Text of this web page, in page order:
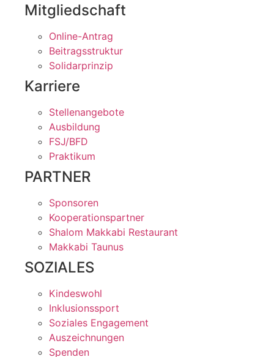
Mitgliedschaft
Online-Antrag
Beitragsstruktur
Solidarprinzip
Karriere
Stellenangebote
Ausbildung
FSJ/BFD
Praktikum
PARTNER
Sponsoren
Kooperationspartner
Shalom Makkabi Restaurant
Makkabi Taunus
SOZIALES
Kindeswohl
Inklusionssport
Soziales Engagement
Auszeichnungen
Spenden